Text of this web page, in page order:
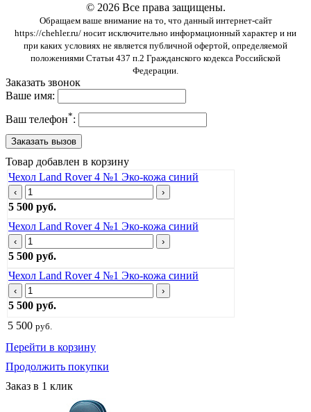
© 2026 Все права защищены.
Обращаем ваше внимание на то, что данный интернет-сайт
https://chehler.ru/ носит исключительно информационный характер и ни
при каких условиях не является публичной офертой, определяемой
положениями Статьи 437 п.2 Гражданского кодекса Российской
Федерации.
Заказать звонок
Ваше имя:
Ваш телефон*:
Товар добавлен в корзину
Чехол Land Rover 4 №1 Эко-кожа синий
‹ ›
5 500 руб.
Чехол Land Rover 4 №1 Эко-кожа синий
‹ ›
5 500 руб.
Чехол Land Rover 4 №1 Эко-кожа синий
‹ ›
5 500 руб.
5 500 руб.
Перейти в корзину
Продолжить покупки
Заказ в 1 клик